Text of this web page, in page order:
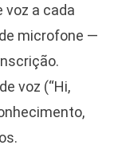
voz a cada
microfone —
voz (“Hi,